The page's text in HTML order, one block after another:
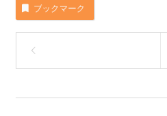
ブックマーク